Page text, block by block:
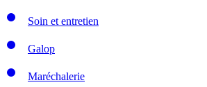
Soin et entretien
Galop
Maréchalerie